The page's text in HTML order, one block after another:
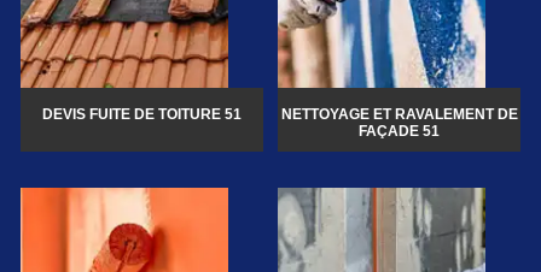
DEVIS FUITE DE TOITURE 51
NETTOYAGE ET RAVALEMENT DE
FAÇADE 51